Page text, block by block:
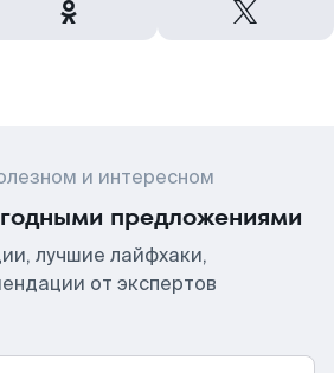
и интересном
предложениями
лучшие лайфхаки,
от экспертов